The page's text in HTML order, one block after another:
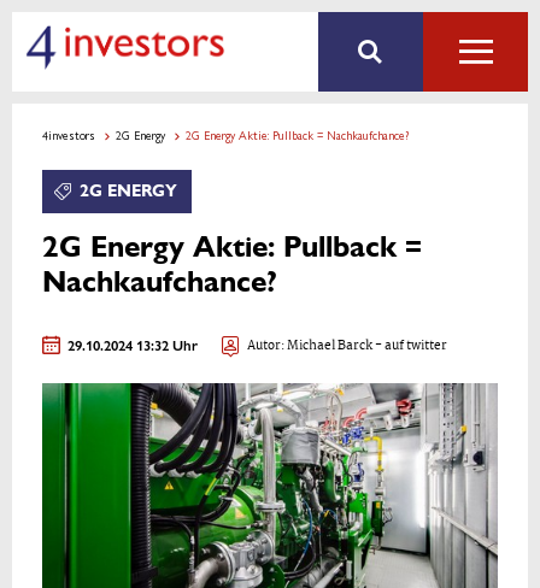
4investors 2G Energy 2G Energy Aktie: Pullback = Nachkaufchance?
2G ENERGY
2G Energy Aktie: Pullback =
Nachkaufchance?
29.10.2024 13:32 Uhr Autor:Michael Barck- auf twitter